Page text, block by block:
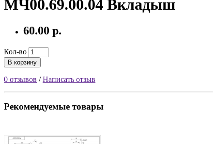
МЧ00.69.00.04 Вкладыш
60.00 р.
Кол-во
В корзину
0 отзывов /Написать отзыв
Рекомендуемые товары